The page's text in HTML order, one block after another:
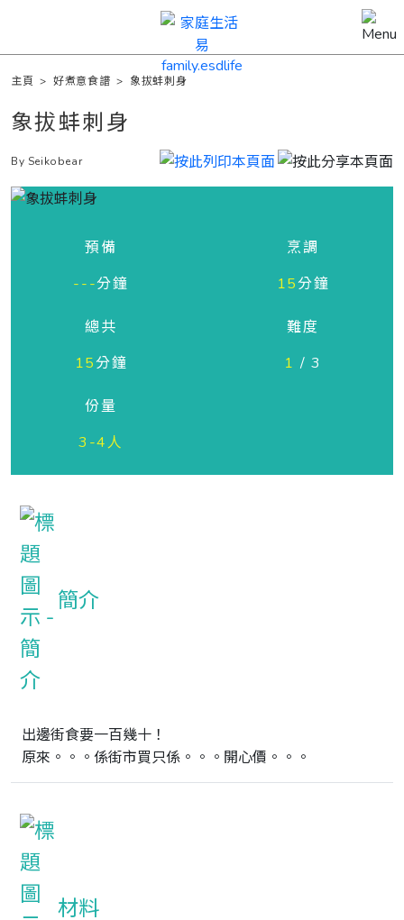
主頁 >好煮意食譜 > 象拔蚌刺身
象拔蚌刺身
By Seikobear
預備
---分鐘
烹調
15分鐘
總共
15分鐘
難度
1 / 3
份量
3-4人
簡介
出邊街食要一百幾十！
原來。。。係街市買只係。。。開心價。。。
材料